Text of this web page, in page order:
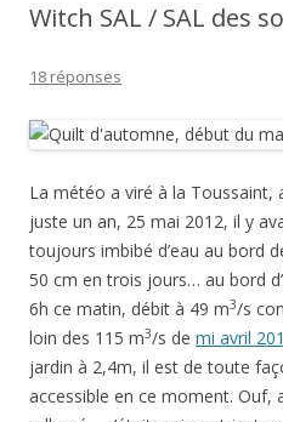
Witch SAL / SAL des
18 réponses
La météo a viré à la Toussaint,
juste un an, 25 mai 2012, il y
toujours imbibé d’eau au bord
50 cm en trois jours… au bord
6h ce matin, débit à 49 m3/s
loin des 115 m3/s de mi avril
jardin à 2,4m, il est de toute
accessible en ce moment. Ouf,